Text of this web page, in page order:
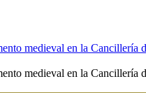
medieval en la Cancillería
medieval en la Cancillería